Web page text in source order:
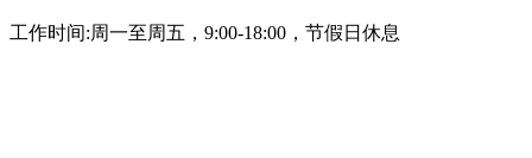
工作时间:周一至周五，9:00-18:00，节假日休息